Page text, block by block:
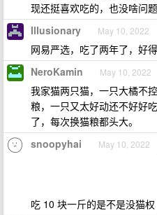
现还挺喜欢吃的，也没啥问题
Illusionary May 10, 2022
网易严选，吃了两年了，好
NeroKamin May 10, 2022
我家猫两只猫，一只大橘不
粮，一只又太好动还不好好
了，每次换猫粮都头大。
snoopyhai May 10, 2022
吃 10 块一斤的是不是没猫权